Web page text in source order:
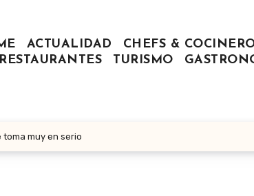
ACTUALIDAD CHEFS &
RESTAURANTES
TURISMO
muy en serio